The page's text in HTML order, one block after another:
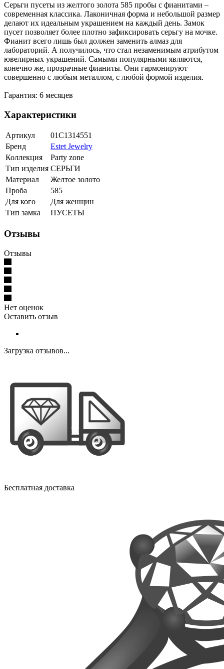
Серьги пусеты из желтого золота 585 пробы с фианитами –
современная классика. Лаконичная форма и небольшой размер
делают их идеальным украшением на каждый день. Замок
пусет позволяет более плотно зафиксировать серьгу на мочке.
Фианит всего лишь был должен заменить алмаз для
лабораторий. А получилось, что стал незаменимым атрибутом
ювелирных украшений. Самыми популярными являются,
конечно же, прозрачные фианиты. Они гармонируют
совершенно с любым металлом, с любой формой изделия.
Гарантия: 6 месяцев
Характеристики
Артикул
01С1314551
Бренд
Estet Jewelry
Коллекция
Party zone
Тип изделия СЕРЬГИ
Материал
Желтое золото
Проба
585
Для кого
Для женщин
Тип замка
ПУСЕТЫ
Отзывы
Отзывы
Нет оценок
Оставить отзыв
Загрузка отзывов...
Бесплатная доставка